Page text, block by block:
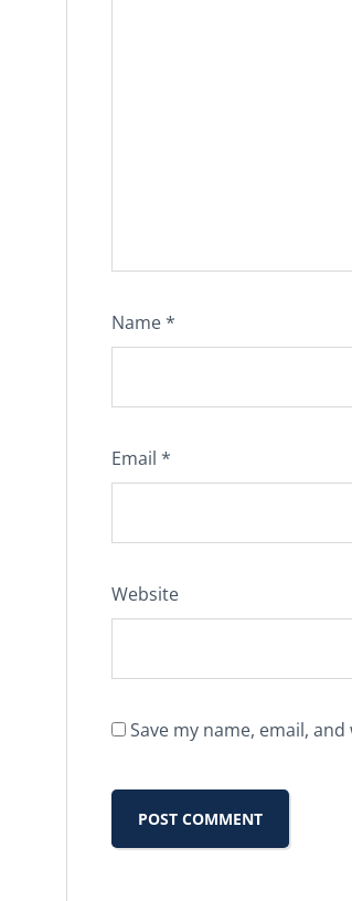
Name*
Email *
Website
Save my name, email,